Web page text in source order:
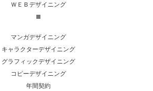
ＷＥＢデザイニング
マンガデザイニング
キャラクターデザイニング
グラフィックデザイニング
コピーデザイニング
年間契約